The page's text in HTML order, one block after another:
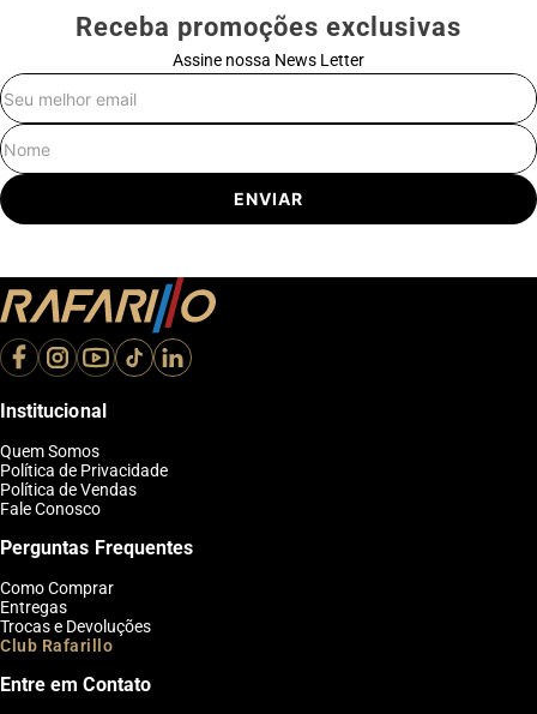
Receba promoções exclusivas
Assine nossa News Letter
ENVIAR
Institucional
Quem Somos
Política de Privacidade
Política de Vendas
Fale Conosco
Perguntas Frequentes
Como Comprar
Entregas
Trocas e Devoluções
Club Rafarillo
Entre em Contato